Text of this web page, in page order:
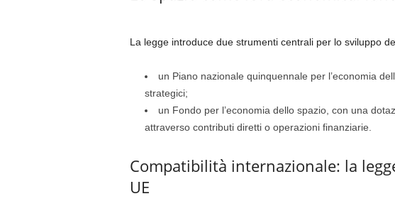
La legge introduce due strumenti centrali per lo sviluppo
un Piano nazionale quinquennale per l’economia
strategici;
un Fondo per l’economia dello spazio, con una
attraverso contributi diretti o operazioni finanziarie.
Compatibilità internazionale: la
UE